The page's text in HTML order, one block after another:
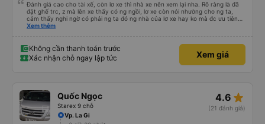
Đánh giá cao cho tài xế, còn lơ xe thì nhà xe nên xem lại nha. Rõ ràng là đã
đặt ghế trc, z mà lên xe thấy có ng ngồi, lơ xe còn nói nhường cho ng ta,
cảm thấy nghi ngờ có phải ng ta đó ng nhà của lơ xe hay ko mà đc ưu tiên
như z, z đặt ghế làm j. Nhưg tài xế đã đứng ra giải quyết nên đánh giá 5* cho
Xem thêm
Không cần thanh toán trước
Xác nhận chỗ ngay lập tức
Xem giá
Quốc Ngọc
Starex 9 chỗ
4.6 star_rate
(21 đánh giá)
Vp. La Gi